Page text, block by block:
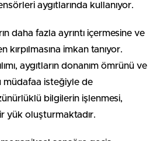
aygıtlarında kullanıyor.
daha fazla ayrıntı içermesine ve
imkan tanıyor.
aygıtların donanım ömrünü ve
müdafaa isteğiyle de
bilgilerin işlenmesi,
yük oluşturmaktadır.